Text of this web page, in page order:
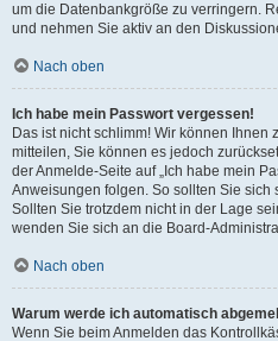
um die Datenbankgröße zu verringern.
und nehmen Sie aktiv an den
Nach oben
Ich habe mein Passwort vergessen!
Das ist nicht schlimm! Wir können Ihnen
mitteilen, Sie können es jedoch
der Anmelde-Seite auf „Ich habe mein
Anweisungen folgen. So sollten Sie
Sollten Sie trotzdem nicht in der Lage
wenden Sie sich an die Board-
Nach oben
Warum werde ich automatisch
Wenn Sie beim Anmelden das